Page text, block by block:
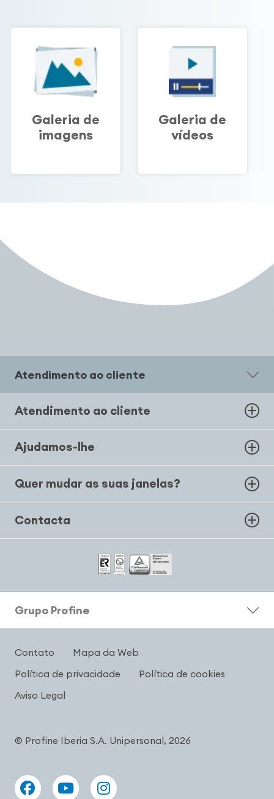
​​​​​​​Galeria de
imagens
Galeria de
vídeos
Atendimento ao cliente
Atendimento ao cliente
Ajudamos-lhe
Quer mudar as suas janelas?
Contacta
Grupo Profine
Contato
Mapa da Web
Política de privacidade
Política de cookies
Aviso Legal
© Profine Iberia S.A. Unipersonal, 2026